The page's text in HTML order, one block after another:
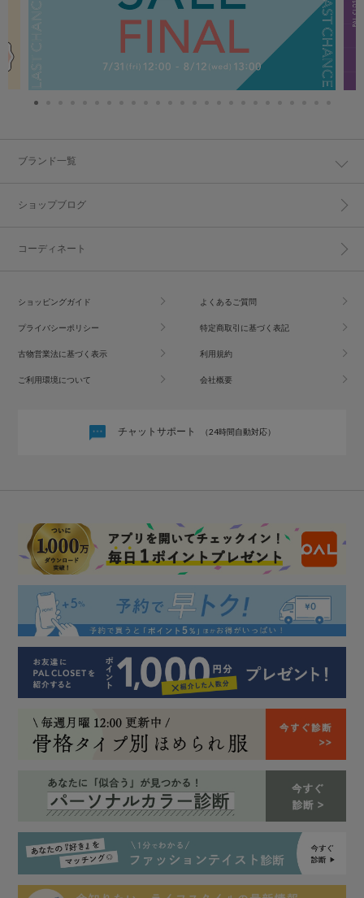
ブランド一覧
ショップブログ
コーディネート
ショッピングガイド よくあるご質問
プライバシーポリシー 特定商取引に基づく表記
古物営業法に基づく表示 利用規約
ご利用環境について 会社概要
チャットサポート （24時間自動対応）